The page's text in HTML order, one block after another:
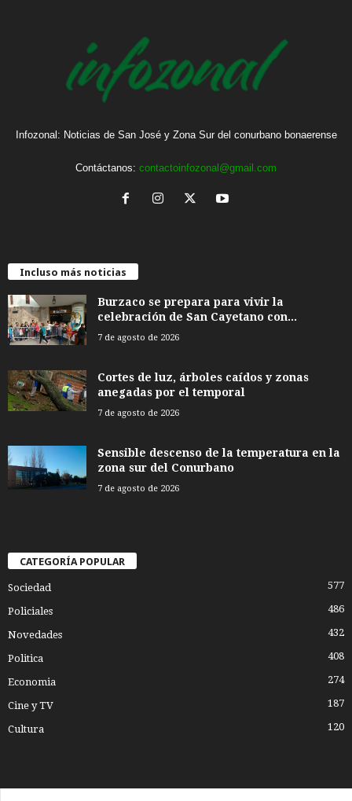
Infozonal: Noticias de San José y Zona Sur del conurbano bonaerense
Contáctanos: contactoinfozonal@gmail.com
Incluso más noticias
Burzaco se prepara para vivir la
celebración de San Cayetano con...
7 de agosto de 2026
Cortes de luz, árboles caídos y zonas
anegadas por el temporal
7 de agosto de 2026
Sensible descenso de la temperatura en la
zona sur del Conurbano
7 de agosto de 2026
CATEGORÍA POPULAR
Sociedad 577
Policiales 486
Novedades 432
Politica 408
Economia 274
Cine y TV 187
Cultura 120